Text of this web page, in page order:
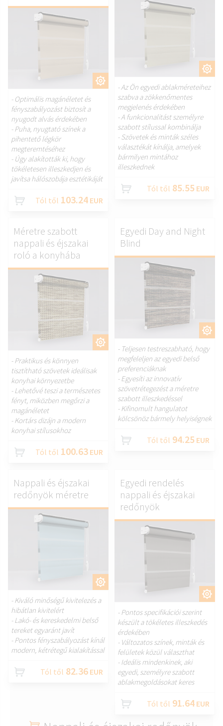
- Optimális magánéletet és
fényszabályozást biztosít a
nyugodt alvás érdekében
- Puha, nyugtató színek a
pihentető légkör
megteremtéséhez
- Úgy alakították ki, hogy
tökéletesen illeszkedjen és
javítsa hálószobája esztétikáját
Tól től 103.24 EUR
- Az Ön egyedi ablakméreteihez
szabva a zökkenőmentes
megjelenés érdekében
- A funkcionalitást személyre
szabott stílussal kombinálja
- Szövetek és minták széles
választékát kínálja, amelyek
bármilyen mintához
illeszkednek
Tól től 85.55 EUR
Méretre szabott
nappali és éjszakai
roló a konyhába
- Praktikus és könnyen
tisztítható szövetek ideálisak
konyhai környezetbe
- Lehetővé teszi a természetes
fényt, miközben megőrzi a
magánéletet
- Kortárs dizájn a modern
konyhai stílusokhoz
Tól től 100.63 EUR
Egyedi Day and Night
Blind
- Teljesen testreszabható, hogy
megfeleljen az egyedi belső
preferenciáknak
- Egyesíti az innovatív
szövetrétegezést a méretre
szabott illeszkedéssel
- Kifinomult hangulatot
kölcsönöz bármely helyiségnek
Tól től 94.25 EUR
Nappali és éjszakai
redőnyök méretre
- Kiváló minőségű kivitelezés a
hibátlan kivitelért
- Lakó- és kereskedelmi belső
tereket egyaránt javít
- Pontos fényszabályozást kínál
modern, kétrétegű kialakítással
Tól től 82.36 EUR
Egyedi rendelés
nappali és éjszakai
redőnyök
- Pontos specifikációi szerint
készült a tökéletes illeszkedés
érdekében
- Változatos színek, minták és
felületek közül választhat
- Ideális mindenkinek, aki
egyedi, személyre szabott
ablakmegoldásokat keres
Tól től 91.64 EUR